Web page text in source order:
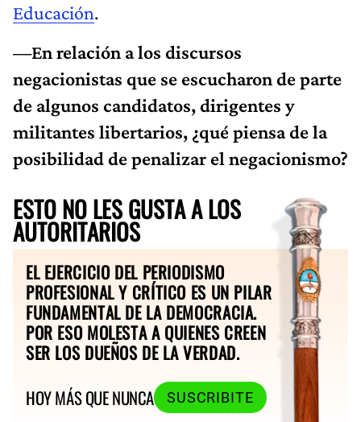
Educación.
—En relación a los discursos
negacionistas que se escucharon de parte
de algunos candidatos, dirigentes y
militantes libertarios, ¿qué piensa de la
posibilidad de penalizar el negacionismo?
ESTO NO LES GUSTA A LOS
AUTORITARIOS
EL EJERCICIO DEL PERIODISMO
PROFESIONAL Y CRÍTICO ES UN PILAR
FUNDAMENTAL DE LA DEMOCRACIA.
POR ESO MOLESTA A QUIENES CREEN
SER LOS DUEÑOS DE LA VERDAD.
HOY MÁS QUE NUNCA
SUSCRIBITE